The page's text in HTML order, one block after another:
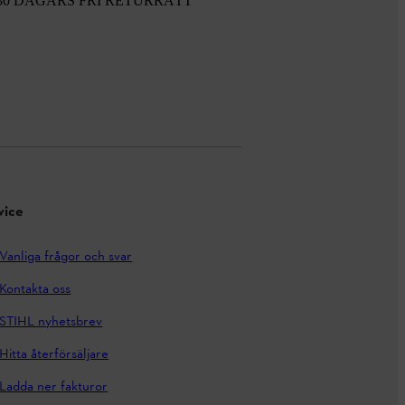
Vanliga frågor och svar
Kontakta oss
STIHL nyhetsbrev
Hitta återförsäljare
Ladda ner fakturor